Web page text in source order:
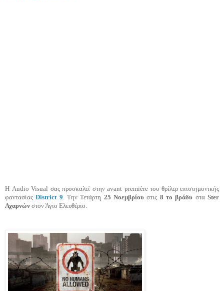
Η Audio Visual σας προσκαλεί στην avant première του θρίλερ επιστημονικής
φαντασίαςDistrict 9 . Την Τετάρτη 25 Νοεμβρίου στις 8 το βράδυ σταSter
Αχαρνών στον Άγιο Ελευθέριο.